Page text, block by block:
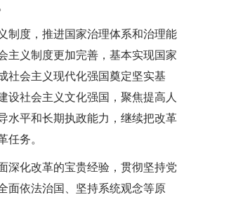
制度，推进国家治理体系和治理能
主义制度更加完善，基本实现国家
社会主义现代化强国奠定坚实基
设社会主义文化强国，聚焦提高人
水平和长期执政能力，继续把改革
任务。
深化改革的宝贵经验，贯彻坚持党
面依法治国、坚持系统观念等原